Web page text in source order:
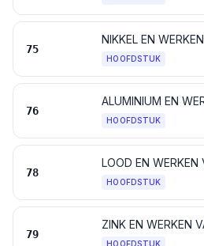
75
NIKKEL EN
HOOFDSTUK
76
HOOFDSTUK
78
LOOD EN WERKEN
HOOFDSTUK
79
ZINK EN WERKEN
HOOFDSTUK